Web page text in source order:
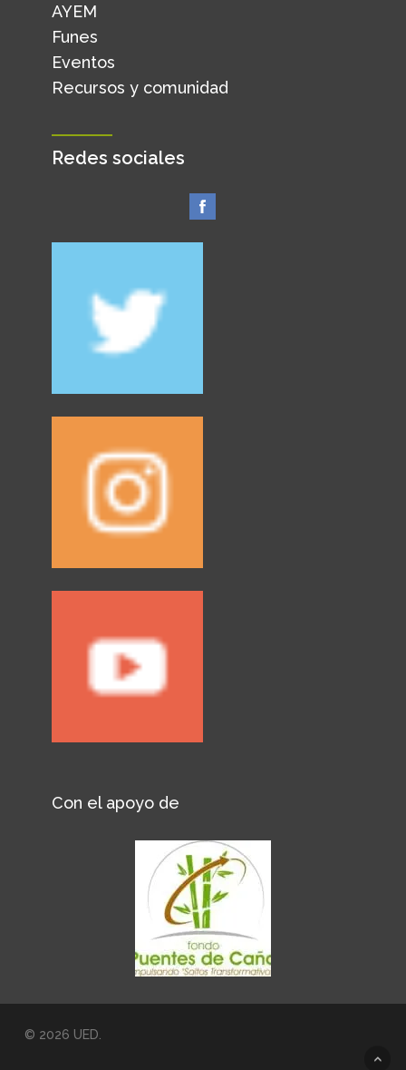
AYEM
Funes
Eventos
Recursos y comunidad
Redes sociales
Con el apoyo de
© 2026 UED.